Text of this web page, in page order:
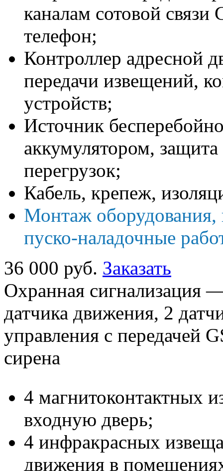
каналам сотовой
телефон;
Контроллер адресной
передачи извещений,
устройств;
Источник
аккумулятором,
перегрузок;
Кабель, крепеж,
Монтаж оборудования,
пуско-наладочные
36 000 руб. Заказать
Охранная сигнализация
датчика движения, 2
управления с передачей
сирена
4 магнитоконтактных
входную дверь;
4 инфракрасных
движения в